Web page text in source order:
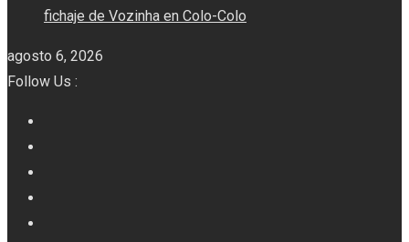
fichaje de Vozinha en Colo-Colo
agosto 6, 2026
Follow Us :